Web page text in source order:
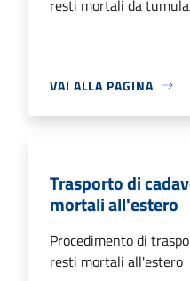
resti mortali da
VAI ALLA PAGINA
Trasporto di
mortali all'estero
Procedimento di
resti mortali all'estero